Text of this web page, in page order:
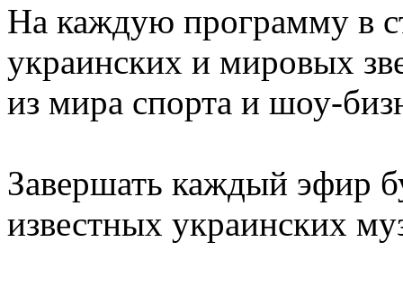
На каждую программу в
украинских и мировых
из мира спорта и шоу-
Завершать каждый эфир
известных украинских